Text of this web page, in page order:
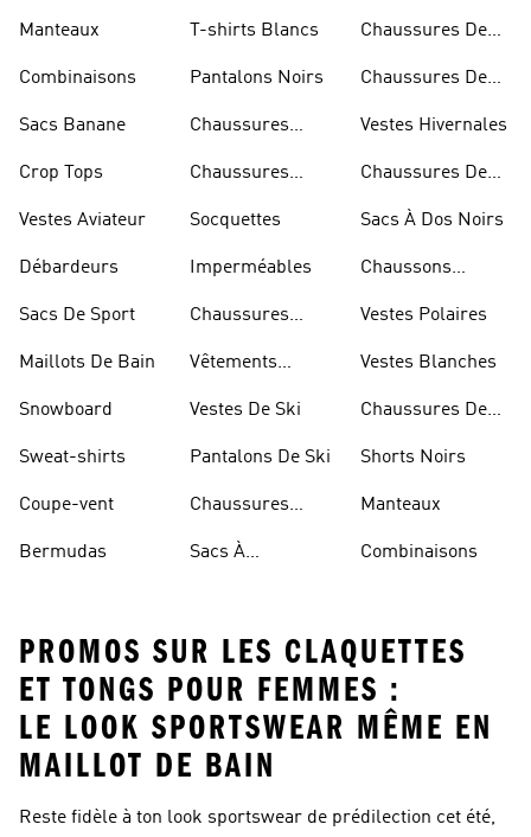
Manteaux
Combinaisons
Sacs Banane
Crop Tops
Vestes Aviateur
Débardeurs
Sacs De Sport
Maillots De Bain
Snowboard
Sweat-shirts
Coupe-vent
Bermudas
T-shirts Blancs
Pantalons Noirs
Chaussures
Chaussures
Socquettes
Imperméables
Chaussures
Vêtements
Vestes De Ski
Pantalons De Ski
Chaussures
Sacs À
Chaussures De
Chaussures De
Vestes Hivernales
Chaussures De
Sacs À Dos Noirs
Chaussons
Vestes Polaires
Vestes Blanches
Chaussures De
Shorts Noirs
Manteaux
Combinaisons
PROMOS SUR LES CLAQUETTES
ET TONGS POUR FEMMES :
LE LOOK SPORTSWEAR MÊME EN
MAILLOT DE BAIN
Reste fidèle à ton look sportswear de prédilection cet été,